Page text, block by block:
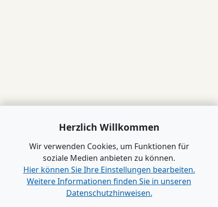
Herzlich Willkommen
Wir verwenden Cookies, um Funktionen für
soziale Medien anbieten zu können.
Hier können Sie Ihre Einstellungen bearbeiten.
Weitere Informationen finden Sie in unseren
Datenschutzhinweisen.